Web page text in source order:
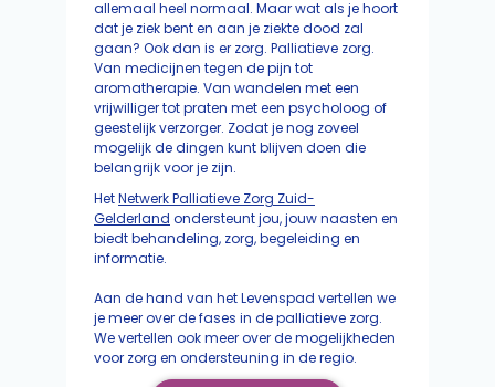
allemaal heel normaal. Maar wat als je hoort
dat je ziek bent en aan je ziekte dood zal
gaan? Ook dan is er zorg. Palliatieve zorg.
Van medicijnen tegen de pijn tot
aromatherapie. Van wandelen met een
vrijwilliger tot praten met een psycholoog of
geestelijk verzorger. Zodat je nog zoveel
mogelijk de dingen kunt blijven doen die
belangrijk voor je zijn.
HetNetwerk Palliatieve Zorg Zuid-
Gelderland ondersteunt jou, jouw naasten en
biedt behandeling, zorg, begeleiding en
informatie.
Aan de hand van het Levenspad vertellen we
je meer over de fases in de palliatieve zorg.
We vertellen ook meer over de mogelijkheden
voor zorg en ondersteuning in de regio.